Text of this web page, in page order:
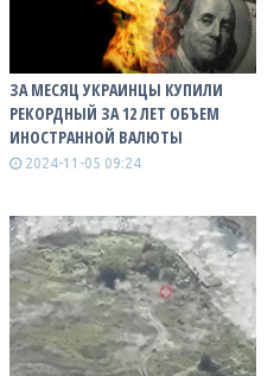
ЗА МЕСЯЦ УКРАИНЦЫ КУПИЛИ
РЕКОРДНЫЙ ЗА 12 ЛЕТ ОБЪЕМ
ИНОСТРАННОЙ ВАЛЮТЫ
2024-11-05 09:24